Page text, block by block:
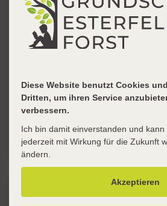
Diese Website benutzt Cookies
Dritten, um ihren Service
verbessern.
Ich bin damit einverstanden und kann
jederzeit mit Wirkung für die Zukunft
ändern.
Akzeptieren